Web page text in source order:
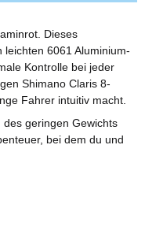
Dieses
6061 Aluminium-
Kontrolle bei jeder
Shimano Claris 8-
Fahrer intuitiv macht.
geringen Gewichts
bei dem du und